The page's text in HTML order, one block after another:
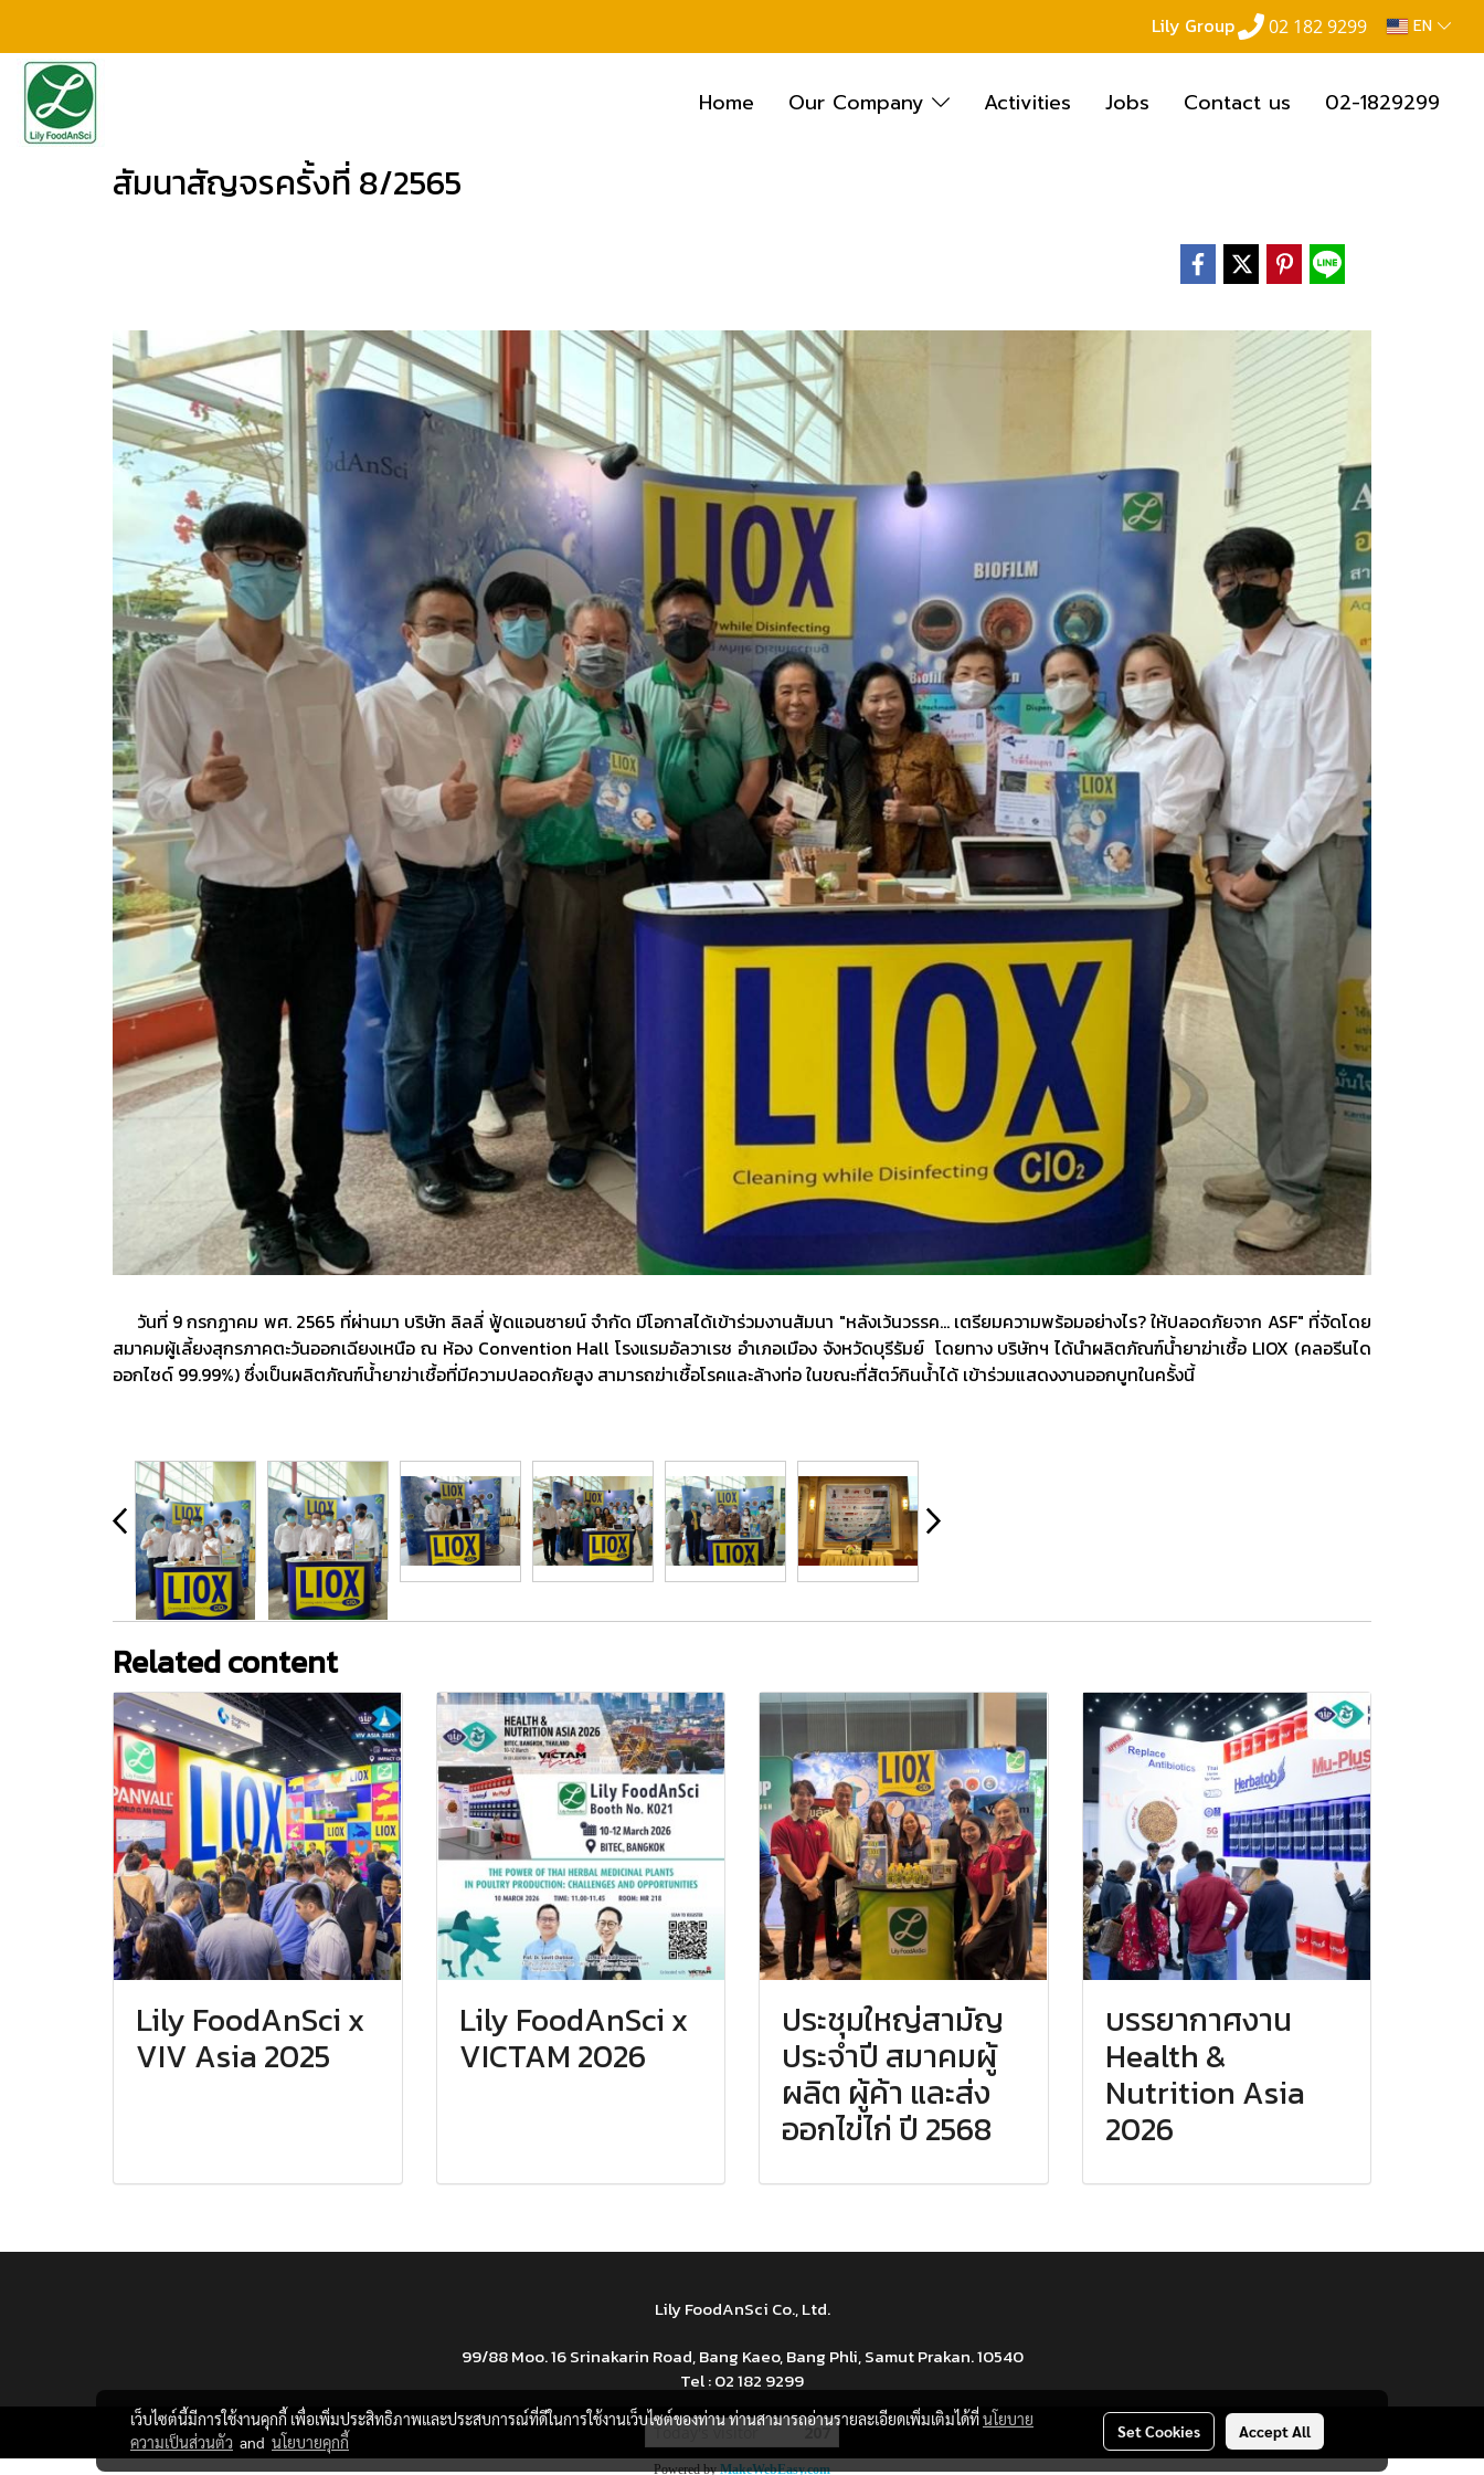
Lily Group 02 182 9299 EN
Home Our Company Activities Jobs Contact us 02-1829299
สัมนาสัญจรครั้งที่ 8/2565
วันที่ 9 กรกฏาคม พศ. 2565 ที่ผ่านมา บริษัท ลิลลี่ ฟู้ดแอนซายน์ จำกัด มีโอกาสได้เข้าร่วมงานสัมนา "หลังเว้นวรรค... เตรียมความพร้อมอย่างไร? ให้ปลอดภัยจาก ASF" ที่จัดโดย
สมาคมผู้เลี้ยงสุกรภาคตะวันออกเฉียงเหนือ ณ ห้อง Convention Hall โรงแรมอัลวาเรช อำเภอเมือง จังหวัดบุรีรัมย์ โดยทาง บริษัทฯ ได้นำผลิตภัณฑ์น้ำยาฆ่าเชื้อ LIOX (คลอรีนได
ออกไซด์ 99.99%) ซึ่งเป็นผลิตภัณฑ์น้ำยาฆ่าเชื้อที่มีความปลอดภัยสูง สามารถฆ่าเชื้อโรคและล้างท่อ ในขณะที่สัตว์กินน้ำได้ เข้าร่วมแสดงงานออกบูทในครั้งนี้
Related content
Lily FoodAnSci x
VIV Asia 2025
Lily FoodAnSci x
VICTAM 2026
ประชุมใหญ่สามัญ
ประจำปี สมาคมผู้
ผลิต ผู้ค้า และส่ง
ออกไข่ไก่ ปี 2568
บรรยากาศงาน
Health &
Nutrition Asia
2026
Lily FoodAnSci Co., Ltd.
99/88 Moo. 16 Srinakarin Road, Bang Kaeo, Bang Phli, Samut Prakan. 10540
Tel : 02 182 9299
Today's visitor 207
Powered byMakeWebEasy.com
เว็บไซต์นี้มีการใช้งานคุกกี้ เพื่อเพิ่มประสิทธิภาพและประสบการณ์ที่ดีในการใช้งานเว็บไซต์ของท่าน ท่านสามารถอ่านรายละเอียดเพิ่มเติมได้ที่นโยบาย
ความเป็นส่วนตัว and นโยบายคุกกี้
Set Cookies Accept All